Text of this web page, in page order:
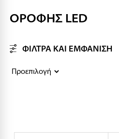
ΟΡΟΦΗΣ LED
ΦΙΛΤΡΑ ΚΑΙ ΕΜΦΑΝΙΣΗ